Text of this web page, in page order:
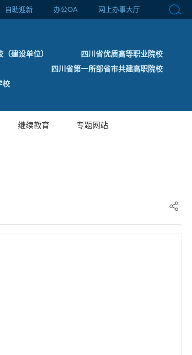
自助迎新 办公OA 网上办事大厅
建设单位）
四川省优质高等职业院校
四川省第一所部省市共建高职院校
校
继续教育 专题网站